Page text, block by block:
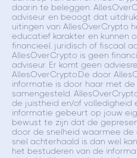
daarin te beleggen.
adviseur en beoogt dat
uitingen van AllesOverCrypto
educatief karakter en kunnen
financieel, juridisch of fiscaal
AllesOverCrypto is geen
adviseur. Er komt geen
AllesOverCrypto.De door
informatie is door haar met
samengesteld.
de juistheid en/of volledigheid
informatie gebeurt op jouw
bewust te zijn dat de
door de snelheid waarmee
snel achterhaald is dan wel
het bestuderen van de